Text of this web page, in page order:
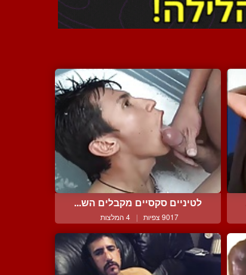
לטיניים סקסיים מקבלים הש...
9017 צפיות | 4 המלצות